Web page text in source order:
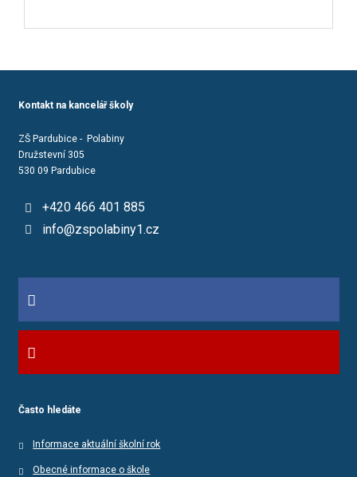
Kontakt na kancelář školy
ZŠ Pardubice - Polabiny
Družstevní 305
530 09 Pardubice
+420 466 401 885
info@zspolabiny1.cz
Často hledáte
Informace aktuální školní rok
Obecné informace o škole